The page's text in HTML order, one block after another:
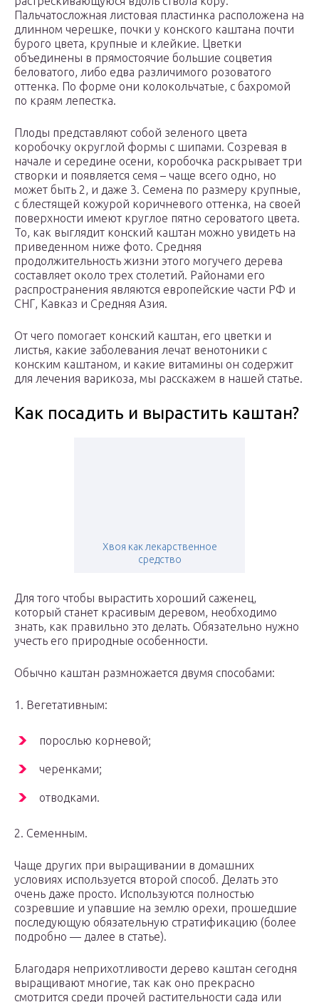
Пальчатосложная листовая пластинка расположена на
длинном черешке, почки у конского каштана почти
бурого цвета, крупные и клейкие. Цветки
объединены в прямостоячие большие соцветия
беловатого, либо едва различимого розоватого
оттенка. По форме они колокольчатые, с бахромой
по краям лепестка.
Плоды представляют собой зеленого цвета
коробочку округлой формы с шипами. Созревая в
начале и середине осени, коробочка раскрывает три
створки и появляется семя – чаще всего одно, но
может быть 2, и даже 3. Семена по размеру крупные,
с блестящей кожурой коричневого оттенка, на своей
поверхности имеют круглое пятно сероватого цвета.
То, как выглядит конский каштан можно увидеть на
приведенном ниже фото. Средняя
продолжительность жизни этого могучего дерева
составляет около трех столетий. Районами его
распространения являются европейские части РФ и
СНГ, Кавказ и Средняя Азия.
От чего помогает конский каштан, его цветки и
листья, какие заболевания лечат венотоники с
конским каштаном, и какие витамины он содержит
для лечения варикоза, мы расскажем в нашей статье.
Как посадить и вырастить каштан?
Хвоя как лекарственное
средство
Для того чтобы вырастить хороший саженец,
который станет красивым деревом, необходимо
знать, как правильно это делать. Обязательно нужно
учесть его природные особенности.
Обычно каштан размножается двумя способами:
1. Вегетативным:
порослью корневой;
черенками;
отводками.
2. Семенным.
Чаще других при выращивании в домашних
условиях используется второй способ. Делать это
очень даже просто. Используются полностью
созревшие и упавшие на землю орехи, прошедшие
последующую обязательную стратификацию (более
подробно — далее в статье).
Благодаря неприхотливости дерево каштан сегодня
выращивают многие, так как оно прекрасно
смотрится среди прочей растительности сада или